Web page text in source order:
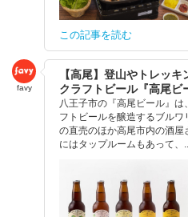
この記事を読む
favy
【高尾】登山やトレッ
クラフトビール『高尾ビ
八王子市の『高尾ビール』
フトビールを醸造するブル
の直売のほか高尾市内の酒
にはタップルームもあって、...